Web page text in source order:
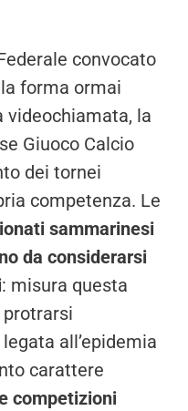
convocato
forma ormai
videochiamata, la
Giuoco Calcio
dei tornei
competenza. Le
sammarinesi
da considerarsi
: misura questa
all’epidemia
carattere
competizioni